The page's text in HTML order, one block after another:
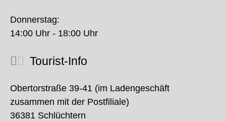
Donnerstag:
14:00 Uhr - 18:00 Uhr
Tourist-Info
Obertorstraße 39-41 (im Ladengeschäft
zusammen mit der Postfiliale)
36381 Schlüchtern